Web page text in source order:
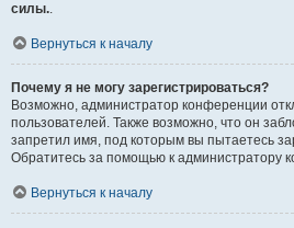
силы..
Вернуться к началу
Почему я не могу зарегистрироваться?
Возможно, администратор конференции
пользователей. Также возможно, что он
запретил имя, под которым вы пытаетесь
Обратитесь за помощью к администратору
Вернуться к началу